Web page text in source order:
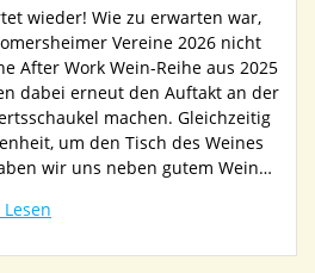
wieder! Wie zu erwarten war,
Vereine 2026 nicht
After Work Wein-Reihe aus 2025
dabei erneut den Auftakt an der
machen. Gleichzeitig
um den Tisch des Weines
wir uns neben gutem Wein…